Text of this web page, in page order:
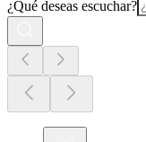
¿Qué deseas escuchar?